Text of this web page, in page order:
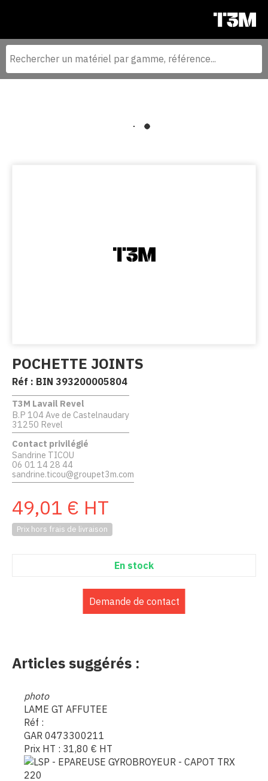
POCHETTE JOINTS
Réf : BIN 393200005804
T3M Lavail Revel
B.P 104 Ave de Castelnaudary
31250 Revel
Contact privilégié
Sandrine TICOU
06 01 14 28 44
sandrine.ticou@groupet3m.com
49,01 € HT
Prix hors frais de livraison
En stock
Demande de contact
Articles suggérés :
photo
LAME GT AFFUTEE
Réf :
GAR 0473300211
Prix HT : 31,80 € HT